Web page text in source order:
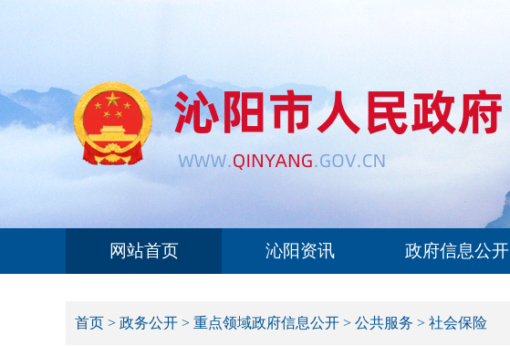
网站首页 沁阳资讯 政府信息公开
首页 > 政务公开 > 重点领域政府信息公开 > 公共服务 > 社会保险